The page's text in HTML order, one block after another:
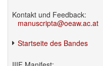
Kontakt und Feedback:
manuscripta@oeaw.ac.at
Startseite des Bandes